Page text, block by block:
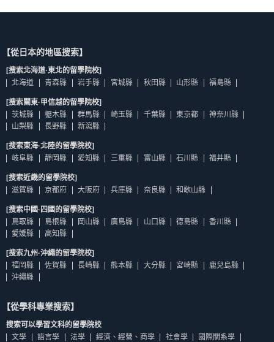
【從日本的地區搜索】
[搜索北海道·東北的留學院校]
北海道
青森縣 岩手縣 宮城縣 秋田縣 山形縣 福島縣
[搜索關東·甲信越的留學院校]
茨城縣
櫪木縣 群馬縣 崎玉縣 千葉縣 東京都
神奈川縣
山梨縣
長野縣 新瀉縣
[搜索東海·北陸的留學院校]
岐阜縣
靜岡縣 愛知縣 三重縣 富山縣 石川縣 福井縣
[搜索近畿的留學院校]
滋賀縣
京都府 大阪府 兵庫縣 奈良縣 和歌山縣
[搜索中國·四國的留學院校]
鳥取縣
島根縣 岡山縣 廣島縣 山口縣 德島縣
香川縣
愛媛縣
高知縣
[搜索九州·沖繩的留學院校]
福岡縣
佐賀縣 長崎縣 熊本縣 大分縣 宮崎縣
鹿兒島縣
沖繩縣
【從學科專業搜索】
搜索可以學習文科的留學院校
文學
語言學 法學 經濟、經營、商學 社會學 國際關系學